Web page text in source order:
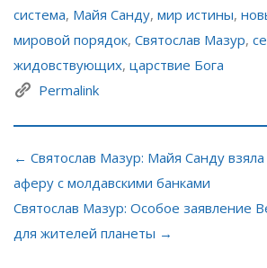
система, Майя Санду, мир истины,
мировой порядок, Святослав Мазур,
жидовствующих, царствие Бога
Permalink
← Святослав Мазур: Майя Санду
аферу с молдавскими банками
Святослав Мазур: Особое заявление
для жителей планеты →